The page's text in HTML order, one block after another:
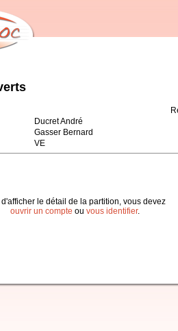
Ducret André
Gasser Bernard
VE
le détail de la partition, vous devez
ouvrir un compte ou vous identifier.